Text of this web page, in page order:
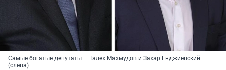
Самые богатые депутаты — Талех Махмудов и Захар Енджиевский
(слева)